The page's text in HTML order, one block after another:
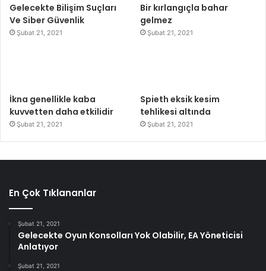
Gelecekte Bilişim Suçları
Ve Siber Güvenlik
Şubat 21, 2021
Bir kırlangıçla bahar
gelmez
Şubat 21, 2021
İkna genellikle kaba
kuvvetten daha etkilidir
Şubat 21, 2021
Spieth eksik kesim
tehlikesi altında
Şubat 21, 2021
En Çok Tıklananlar
Şubat 21, 2021
Gelecekte Oyun Konsolları Yok Olabilir, EA Yöneticisi
Anlatıyor
Şubat 21, 2021